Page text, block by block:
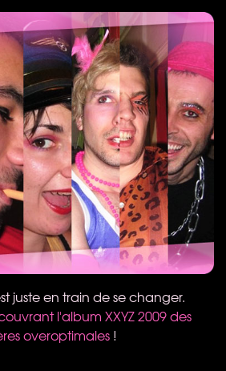
juste en train de se changer.
l'album XXYZ2009 des
overoptimales!